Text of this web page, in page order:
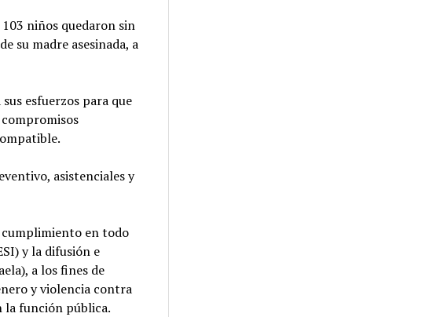
niños quedaron sin
su madre asesinada, a
esfuerzos para que
asistenciales y
en todo
y la difusión e
a los fines de
y violencia contra
la función pública.